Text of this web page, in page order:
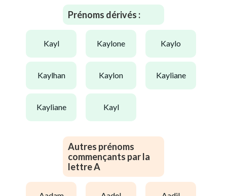
Prénoms dérivés :
kayl kaylone kaylo
kaylhan kaylon kayliane
kayliane kayl
Autres prénoms
commençants par la
lettre A